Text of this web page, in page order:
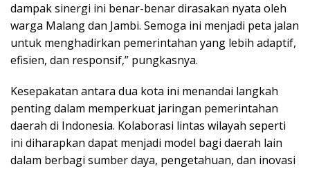
dampak sinergi ini benar-benar dirasakan nyata oleh
warga Malang dan Jambi. Semoga ini menjadi peta jalan
untuk menghadirkan pemerintahan yang lebih adaptif,
efisien, dan responsif,” pungkasnya.
Kesepakatan antara dua kota ini menandai langkah
penting dalam memperkuat jaringan pemerintahan
daerah di Indonesia. Kolaborasi lintas wilayah seperti
ini diharapkan dapat menjadi model bagi daerah lain
dalam berbagi sumber daya, pengetahuan, dan inovasi